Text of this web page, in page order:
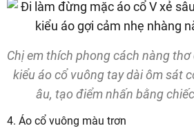
Chị em thích phong cách nàng
kiểu áo cổ vuông tay dài ôm sát
âu, tạo điểm nhấn bằng
4. Áo cổ vuông màu trơn